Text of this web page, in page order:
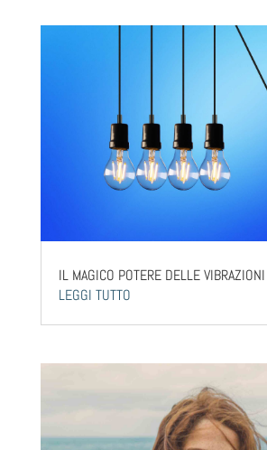
IL MAGICO POTERE DELLE VIBRAZIONI
LEGGI TUTTO